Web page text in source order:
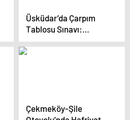
Üsküdar’da Çarpım
Tablosu Sınavı:
Vatandaşların
Matematik Bilgisi Test
Çekmeköy-Şile